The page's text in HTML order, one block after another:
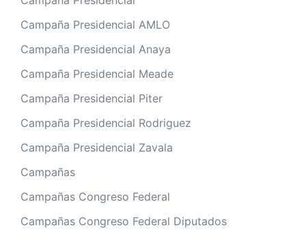
Campaña Presidencial AMLO
Campaña Presidencial Anaya
Campaña Presidencial Meade
Campaña Presidencial Piter
Campaña Presidencial Rodriguez
Campaña Presidencial Zavala
Campañas
Campañas Congreso Federal
Campañas Congreso Federal Diputados